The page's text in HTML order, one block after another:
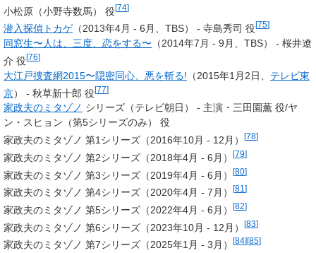
小松原（小野寺数馬） 役[74]
潜入探偵トカゲ（2013年4月 - 6月、TBS） - 寺島秀司 役[75]
同窓生〜人は、三度、恋をする〜 （2014年7月 - 9月、TBS） - 桜井遼
介 役[76]
大江戸捜査網2015〜隠密同心、悪を斬る! （2015年1月2日、 テレビ東
京） - 秋草新十郎 役[77]
家政夫のミタゾノ シリーズ（テレビ朝日） - 主演・三田園薫 役/ヤ
ン・スヒョン（第5シリーズのみ） 役
家政夫のミタゾノ 第1シリーズ（2016年10月 - 12月）
[78]
家政夫のミタゾノ 第2シリーズ（2018年4月 - 6月） [79]
家政夫のミタゾノ 第3シリーズ（2019年4月 - 6月） [80]
家政夫のミタゾノ 第4シリーズ（2020年4月 - 7月） [81 ]
家政夫のミタゾノ 第5シリーズ（2022年4月 - 6月） [82]
家政夫のミタゾノ 第6シリーズ（2023年10月 - 12月） [83]
家政夫のミタゾノ 第7シリーズ（2025年1月 - 3月） [84][85]